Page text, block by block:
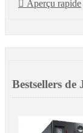
 Aperçu rapide
Bestsellers de